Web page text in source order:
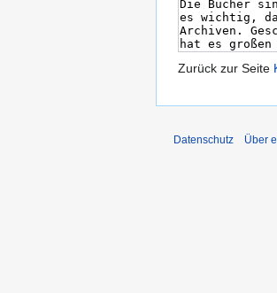
Zurück zur Seite
Datenschutz Über